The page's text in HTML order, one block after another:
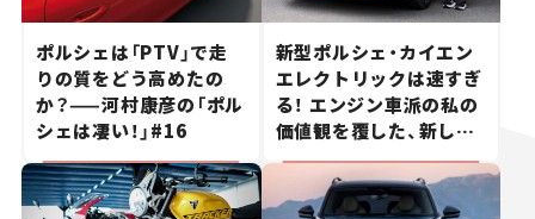
ポルシェは「PTV」で走
りの質をどう高めたの
か？——河村康彦の「ポル
シェは凄い！」#16
新型ポルシェ・カイエン
エレクトリックは速すぎ
る！ エンジン車派の私の
価値観を覆した、新しい
ポルシェの走り。